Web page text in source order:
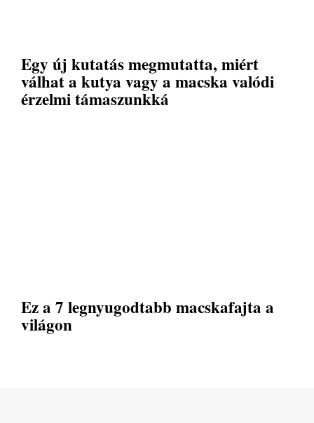
Egy új kutatás megmutatta, miért
válhat a kutya vagy a macska valódi
érzelmi támaszunkká
Ez a 7 legnyugodtabb macskafajta a
világon